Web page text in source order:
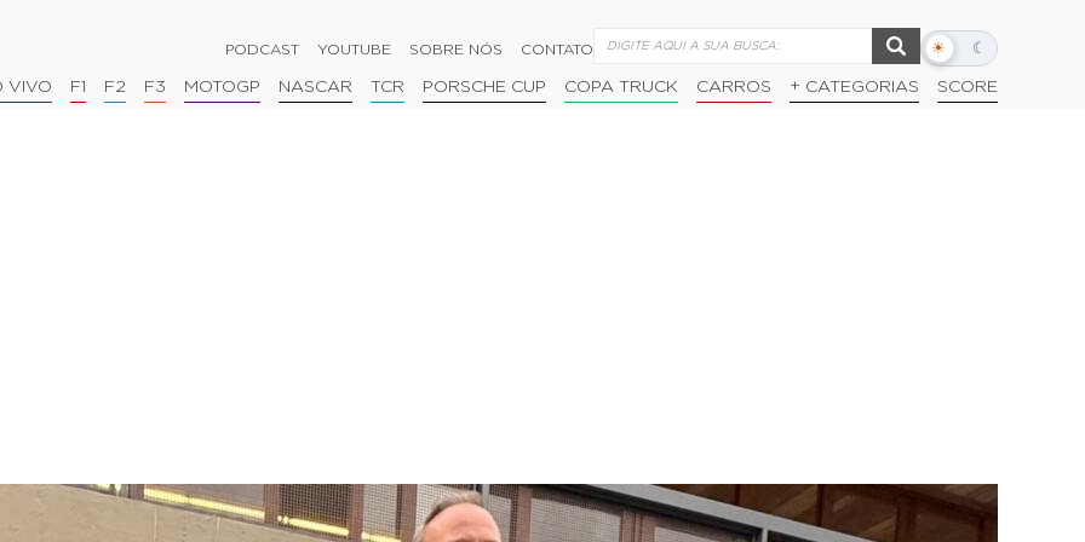
PODCAST YOUTUBE SOBRE NÓS CONTATO ☀ ☾
Alternar
escuro
VIVO F1 F2 F3 MOTOGP NASCAR TCR PORSCHE CUP COPA TRUCK CARROS + CATEGORIAS SCORE